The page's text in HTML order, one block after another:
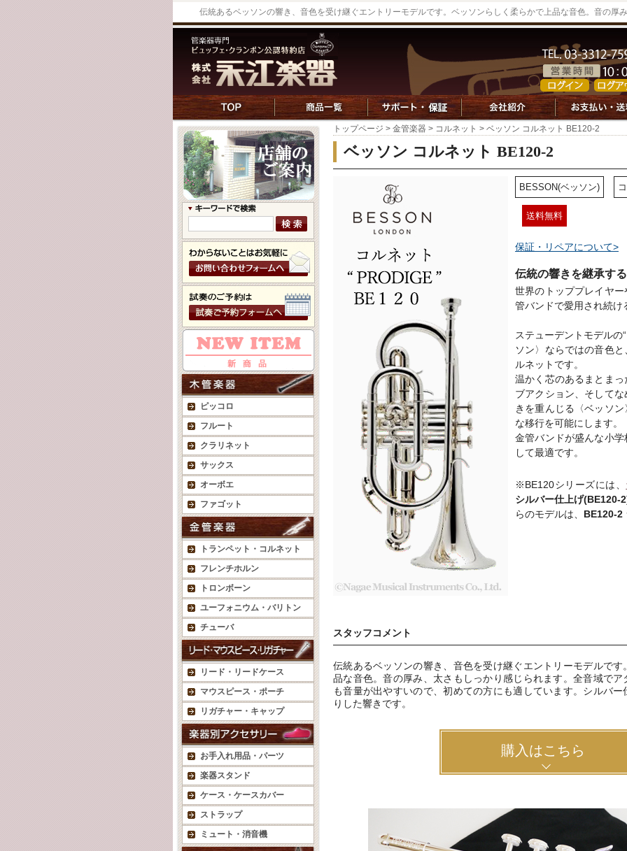
伝統あるベッソンの響き、音色を受け継ぐエントリーモデルです。ベッソンらしく柔らかで上品な音色。音の厚
ピッコロ
フルート
クラリネット
サックス
オーボエ
ファゴット
トランペット・コルネット
フレンチホルン
トロンボーン
ユーフォニウム・バリトン
チューバ
リード・リードケース
マウスピース・ポーチ
リガチャー・キャップ
お手入れ用品・パーツ
楽器スタンド
ケース・ケースカバー
ストラップ
ミュート・消音機
トップページ > 金管楽器 > コルネット > ベッソン コルネット BE120-2
ベッソン コルネット BE120-2
BESSON(ベッソン)
送料無料
保証・リペアについて>
伝統の響きを継承す
世界のトッププレイヤ
管バンドで愛用され続け
ステューデントモデルの
ソン〉ならではの音色
ルネットです。
温かく芯のあるまとま
ブアクション、そして
きを重んじる〈ベッソ
な移行を可能にします。
金管バンドが盛んな小
して最適です。
※BE120シリーズには、
シルバー仕上げ(BE120-
らのモデルは、 BE120-2
スタッフコメント
伝統あるベッソンの響き、音色を受け継ぐエントリーモデルで
品な音色。音の厚み、太さもしっかり感じられます。全音域で
も音量が出やすいので、初めての方にも適しています。シルバ
りした響きです。
購入はこちら